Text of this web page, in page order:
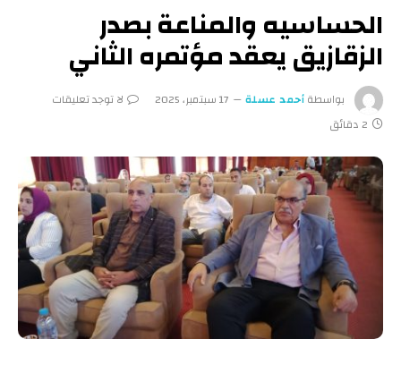
الحساسيه والمناعة بصدر
الزقازيق يعقد مؤتمره الثاني
بواسطةأحمد عسلة 17 سبتمبر، 2025
لا توجد تعليقات
2 دقائق